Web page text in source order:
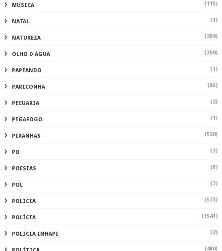
MUSICA (115)
NATAL (1)
NATUREZA (289)
OLHO D'ÁGUA (359)
PAPEANDO (1)
PARICONHA (86)
PECUARIA (2)
PEGAFOGO (1)
PIRANHAS (520)
PO (3)
POESIAS (8)
POL (3)
POLICIA (573)
POLÍCIA (1541)
POLÍCIA INHAPI (2)
(480)